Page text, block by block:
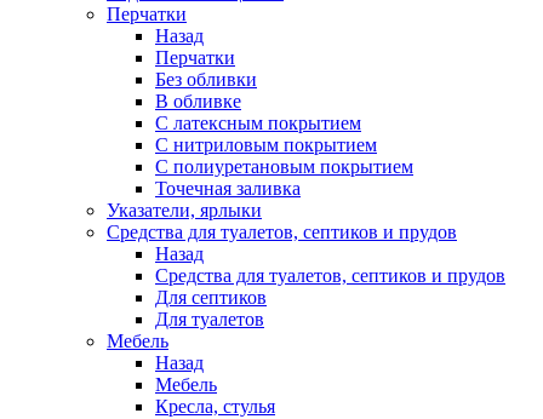
Перчатки
Назад
Перчатки
Без обливки
В обливке
С латексным покрытием
С нитриловым покрытием
С полиуретановым покрытием
Точечная заливка
Указатели, ярлыки
Средства для туалетов, септиков и прудов
Назад
Средства для туалетов, септиков и прудов
Для септиков
Для туалетов
Мебель
Назад
Мебель
Кресла, стулья